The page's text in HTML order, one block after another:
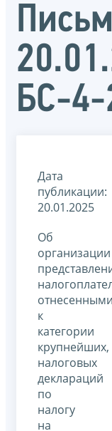
БС-4-
Дата
публикации:
20.01.2025
Об
организации
отнесенными
к
категории
крупнейших,
налоговых
деклараций
по
налогу
на